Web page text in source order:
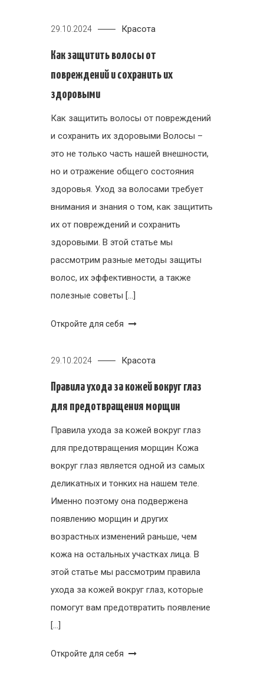
29.10.2024 Красота
Как защитить волосы от
повреждений и сохранить их
здоровыми
Как защитить волосы от повреждений
и сохранить их здоровыми Волосы –
это не только часть нашей внешности,
но и отражение общего состояния
здоровья. Уход за волосами требует
внимания и знания о том, как защитить
их от повреждений и сохранить
здоровыми. В этой статье мы
рассмотрим разные методы защиты
волос, их эффективности, а также
полезные советы […]
Откройте для себя
29.10.2024 Красота
Правила ухода за кожей вокруг глаз
для предотвращения морщин
Правила ухода за кожей вокруг глаз
для предотвращения морщин Кожа
вокруг глаз является одной из самых
деликатных и тонких на нашем теле.
Именно поэтому она подвержена
появлению морщин и других
возрастных изменений раньше, чем
кожа на остальных участках лица. В
этой статье мы рассмотрим правила
ухода за кожей вокруг глаз, которые
помогут вам предотвратить появление
[…]
Откройте для себя